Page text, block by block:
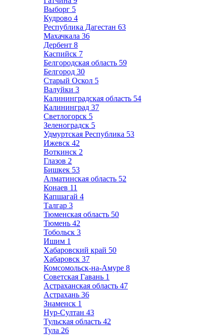
Выборг 5
Кудрово 4
Республика Дагестан 63
Махачкала 36
Дербент 8
Каспийск 7
Белгородская область 59
Белгород 30
Старый Оскол 5
Валуйки 3
Калининградская область 54
Калининград 37
Светлогорск 5
Зеленоградск 5
Удмуртская Республика 53
Ижевск 42
Воткинск 2
Глазов 2
Бишкек 53
Алматинская область 52
Конаев 11
Капшагай 4
Талгар 3
Тюменская область 50
Тюмень 42
Тобольск 3
Ишим 1
Хабаровский край 50
Хабаровск 37
Комсомольск-на-Амуре 8
Советская Гавань 1
Астраханская область 47
Астрахань 36
Знаменск 1
Нур-Султан 43
Тульская область 42
Тула 26